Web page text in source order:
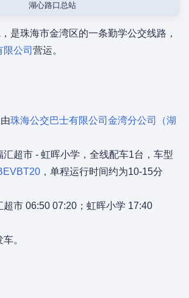
湖心路口总站
，是珠海市金湾区的一条勤学公交线路，
公司 营运。
珠海公交巴士有限公司 金湾分公司（湖
超市 - 虹晖小学，全线配车1台，车型
，单程运行时间约为10-15分
超市 06:50 07:20；虹晖小学 17:40
。